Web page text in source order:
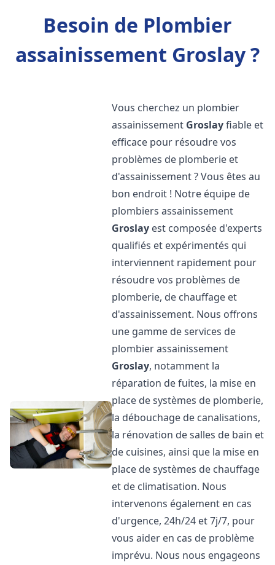
Besoin de Plombier
assainissement Groslay ?
Vous cherchez un plombier
assainissement Groslayfiable et
efficace pour résoudre vos
problèmes de plomberie et
d'assainissement ? Vous êtes au
bon endroit ! Notre équipe de
plombiers assainissement
Groslay est composée d'experts
qualifiés et expérimentés qui
interviennent rapidement pour
résoudre vos problèmes de
plomberie, de chauffage et
d'assainissement. Nous offrons
une gamme de services de
plombier assainissement
Groslay, notamment la
réparation de fuites, la mise en
place de systèmes de plomberie,
la débouchage de canalisations,
la rénovation de salles de bain et
de cuisines, ainsi que la mise en
place de systèmes de chauffage
et de climatisation. Nous
intervenons également en cas
d'urgence, 24h/24 et 7j/7, pour
vous aider en cas de problème
imprévu. Nous nous engageons